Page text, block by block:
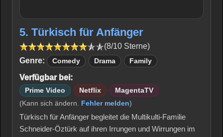
5. Türkisch für Anfänger
(8/10 Sterne)
Genre:
Comedy Drama Family
Verfügbar bei:
Prime Video Netflix
MagentaTV
(Kann sich ändern. Fehler melden)
Türkisch für Anfänger begleitet die Multikulti-Familie
Schneider-Öztürk auf ihren Irrungen und Wirrungen im